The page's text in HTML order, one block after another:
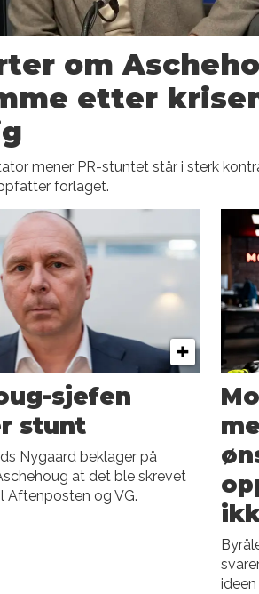
om
etter
mener PR-stuntet står i sterk
forlaget.
sjefen
stunt
Nygaard beklager på
at det ble skrevet
Aftenposten og VG.